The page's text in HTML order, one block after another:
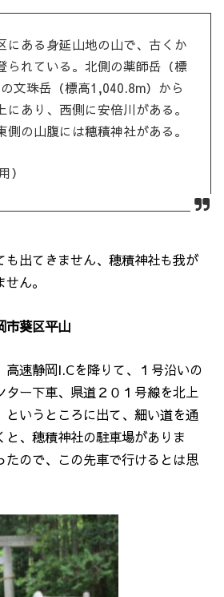
にある身延山地の山で、古くか
られている。北側の薬師岳（標
文珠岳（標高1,040.8m）から
にあり、西側に安倍川がある。
側の山腹には穂積神社がある。
）
も出てきません、穂積神社も我が
ん。
市葵区平山
高速静岡I.Cを降りて、１号沿いの
ター下車、県道２０１号線を北上
というところに出て、細い道を通
と、穂積神社の駐車場がありま
たので、この先車で行けるとは思